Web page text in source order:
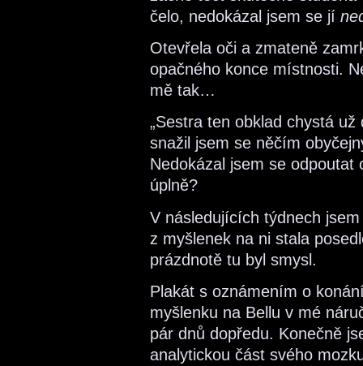
čelo, nedokázal jsem se jí
Otevřela oči a zmateně
opačného konce místnosti.
mě tak…
„Sestra ten obklad chystá
snažil jsem se něčím
Nedokázal jsem se odpoutat
úplně?
V následujících týdnech
z myšlenek na ni stala
prázdnotě tu byl smysl.
Plakát s oznámením o
myšlenku na Bellu v mé
pár dnů dopředu. Konečně
analytickou část svého